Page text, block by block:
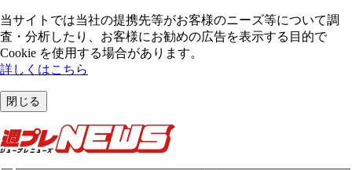
当サイトでは当社の提携先等がお客様のニーズ等について調
査・分析したり、お客様にお勧めの広告を表⽰する⽬的で
Cookie を使⽤する場合があります。
詳しくはこちら
閉じる